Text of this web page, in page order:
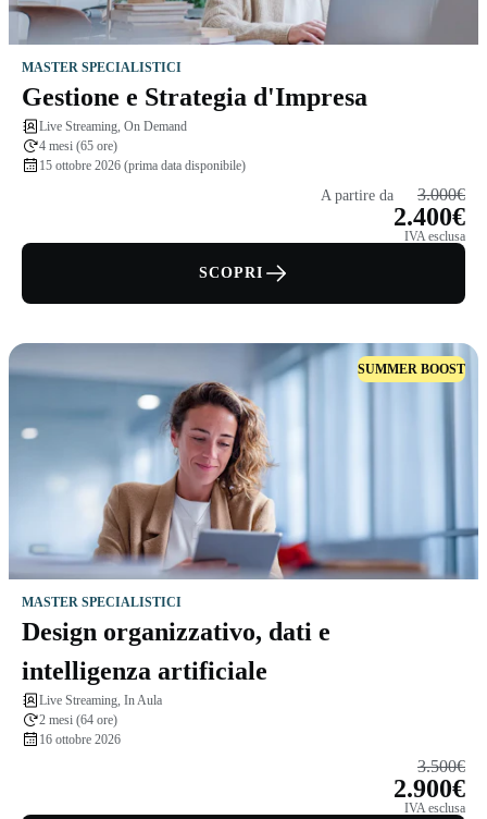
MASTER SPECIALISTICI
Gestione e Strategia d'Impresa
Live Streaming, On Demand
4 mesi (65 ore)
15 ottobre 2026 (prima data disponibile)
A partire da 3.000€
2.400€
IVA esclusa
SCOPRI
SUMMER BOOST
MASTER SPECIALISTICI
Design organizzativo, dati e
intelligenza artificiale
Live Streaming, In Aula
2 mesi (64 ore)
16 ottobre 2026
3.500€
2.900€
IVA esclusa